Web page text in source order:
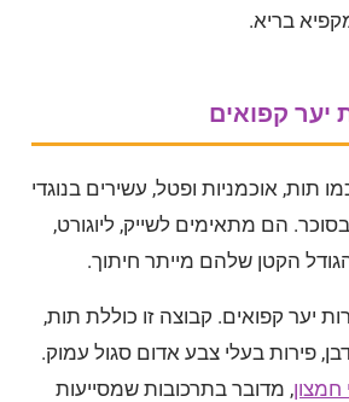
בריא.
יער קפואים
תות, אוכמניות ופטל, עשירים בנוגדי
הם מתאימים לשייק, ליוגורט,
הקטן שלהם מייתר חיתוך.
יער קפואים. קבוצה זו כוללת תות,
פירות בעלי צבע אדום סגול עמוק.
חמצון, מדובר בתרכובות שמסייעות